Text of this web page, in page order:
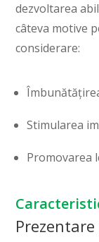
dezvoltarea
câteva motive
considerare:
Stimularea
Promovarea